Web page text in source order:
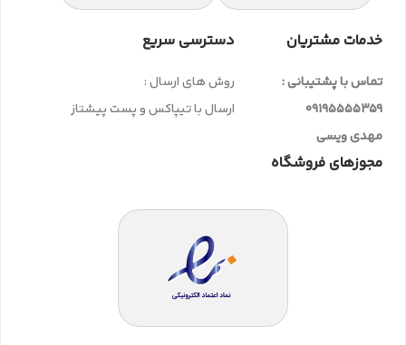
خدمات مشتریان
تماس با پشتیبانی :
09195555359
مهدی ویسی
دسترسی سریع
روش های ارسال :
ارسال با تیپاکس و پست پیشتاز
مجوزهای فروشگاه